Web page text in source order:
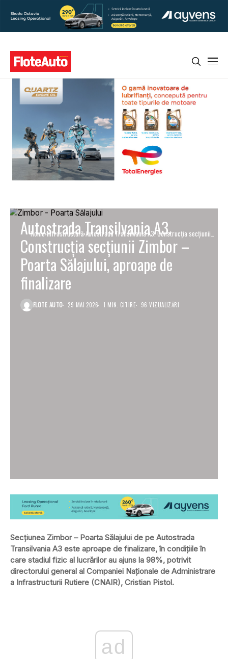
Home Infrastructură Autostrada Transilvania A3. Construcția secțiunii
Zimbor – Poarta Sălajului, aproape de finalizare
Autostrada Transilvania A3.
Construcția secțiunii Zimbor –
Poarta Sălajului, aproape de
finalizare
FLOTE AUTO 29 MAI 2026 1 MIN. CITIRE 96 VIZUALIZĂRI
Secțiunea Zimbor – Poarta Sălajului de pe Autostrada
Transilvania A3 este aproape de finalizare, în condițiile în
care stadiul fizic al lucrărilor au ajuns la 98%, potrivit
directorului general al Companiei Naționale de Administrare
a Infrastructurii Rutiere (CNAIR), Cristian Pistol.
ad